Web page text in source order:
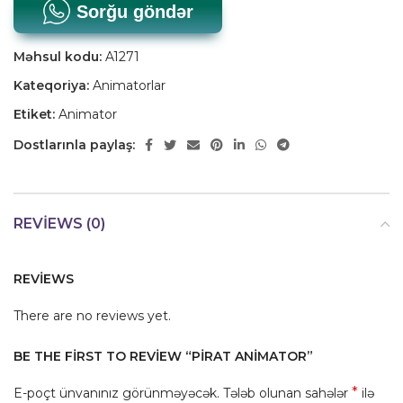
Sorğu göndər
Məhsul kodu: A1271
Kateqoriya: Animatorlar
Etiket: Animator
Dostlarınla paylaş:
REVIEWS (0)
REVIEWS
There are no reviews yet.
BE THE FIRST TO REVIEW “PIRAT ANIMATOR”
E-poçt ünvanınız görünməyəcək. Tələb olunan sahələr * ilə